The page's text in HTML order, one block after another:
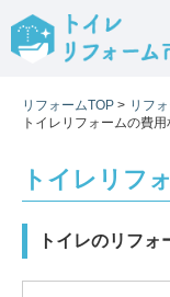
リフォームTOP > リフ
トイレリフォームの費用
トイレリフ
トイレのリフ